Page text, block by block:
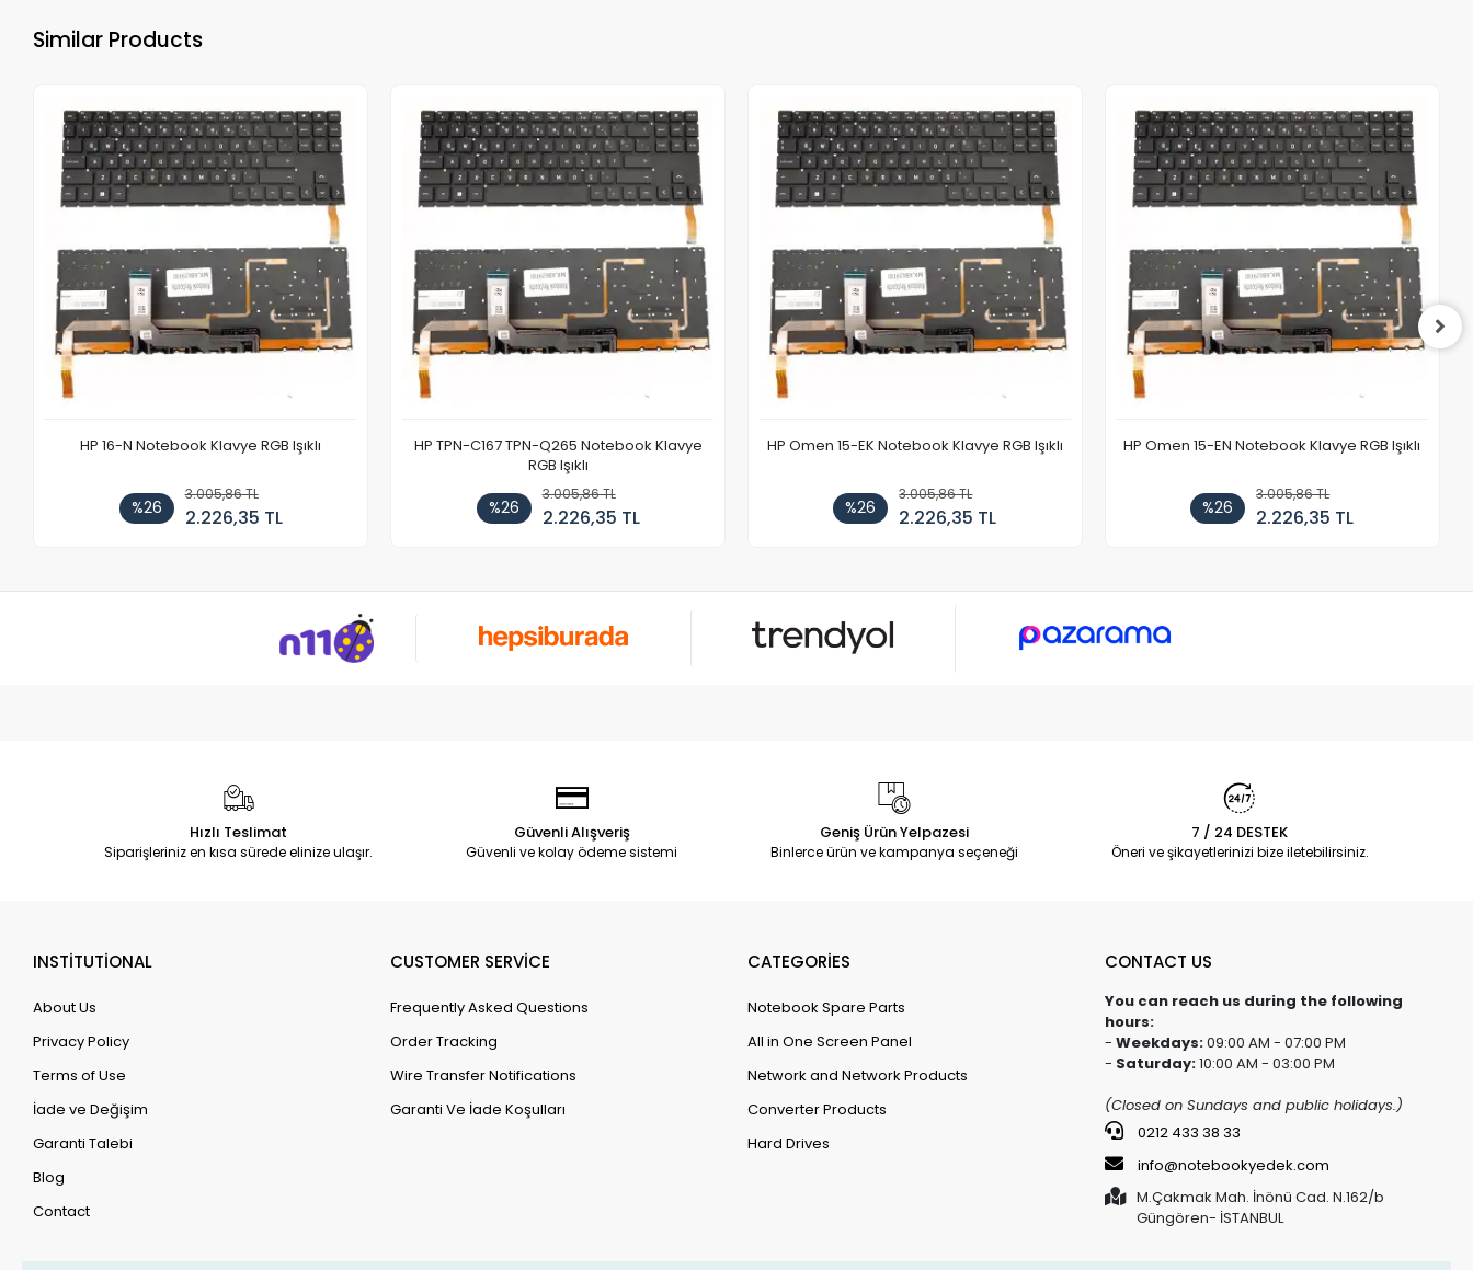
Similar Products
HP 16-N Notebook Klavye RGB Işıklı
%26
3.005,86 TL
2.226,35 TL
HP TPN-C167 TPN-Q265 Notebook Klavye
RGB Işıklı
%26
3.005,86 TL
2.226,35 TL
HP Omen 15-EK Notebook Klavye RGB Işıklı
%26
3.005,86 TL
2.226,35 TL
HP Omen 15-EN Notebook Klavye RGB Işıklı
%26
3.005,86 TL
2.226,35 TL
Hızlı Teslimat
Siparişleriniz en kısa sürede elinize ulaşır.
Güvenli Alışveriş
Güvenli ve kolay ödeme sistemi
Geniş Ürün Yelpazesi
Binlerce ürün ve kampanya seçeneği
7 / 24 DESTEK
Öneri ve şikayetlerinizi bize iletebilirsiniz.
INSTİTUTİONAL
About Us
Privacy Policy
Terms of Use
İade ve Değişim
Garanti Talebi
Blog
Contact
CUSTOMER SERVİCE
Frequently Asked Questions
Order Tracking
Wire Transfer Notifications
Garanti Ve İade Koşulları
CATEGORİES
Notebook Spare Parts
All in One Screen Panel
Network and Network Products
Converter Products
Hard Drives
CONTACT US
You can reach us during the following
hours:
- Weekdays:09:00 AM - 07:00 PM
- Saturday:10:00 AM - 03:00 PM
(Closed on Sundays and public holidays.)
0212 433 38 33
info@notebookyedek.com
M.Çakmak Mah. İnönü Cad. N.162/b
Güngören- İSTANBUL